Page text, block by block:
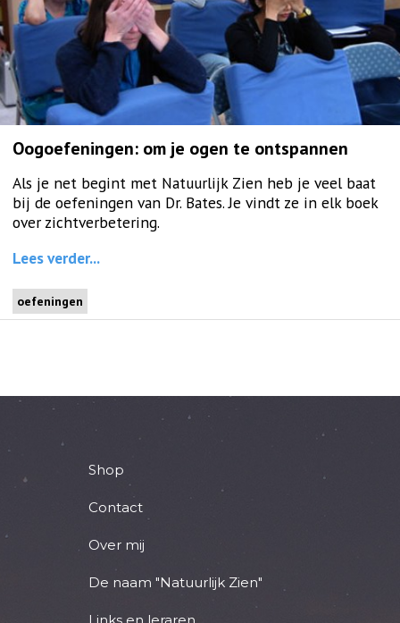
Oogoefeningen: om je ogen te ontspannen
Als je net begint met Natuurlijk Zien heb je veel baat
bij de oefeningen van Dr. Bates. Je vindt ze in elk boek
over zichtverbetering.
Lees verder...
oefeningen
Shop
Contact
Over mij
De naam "Natuurlijk Zien"